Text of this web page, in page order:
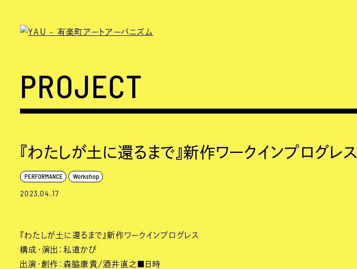
PROJECT
『わたしが土に還るまで』新作ワークインプログレス
PERFORMANCE Workshop
2023.04.17
『わたしが土に還るまで』新作ワークインプログレス
構成・演出：私道かぴ
出演・創作：森脇康貴/酒井直之■日時